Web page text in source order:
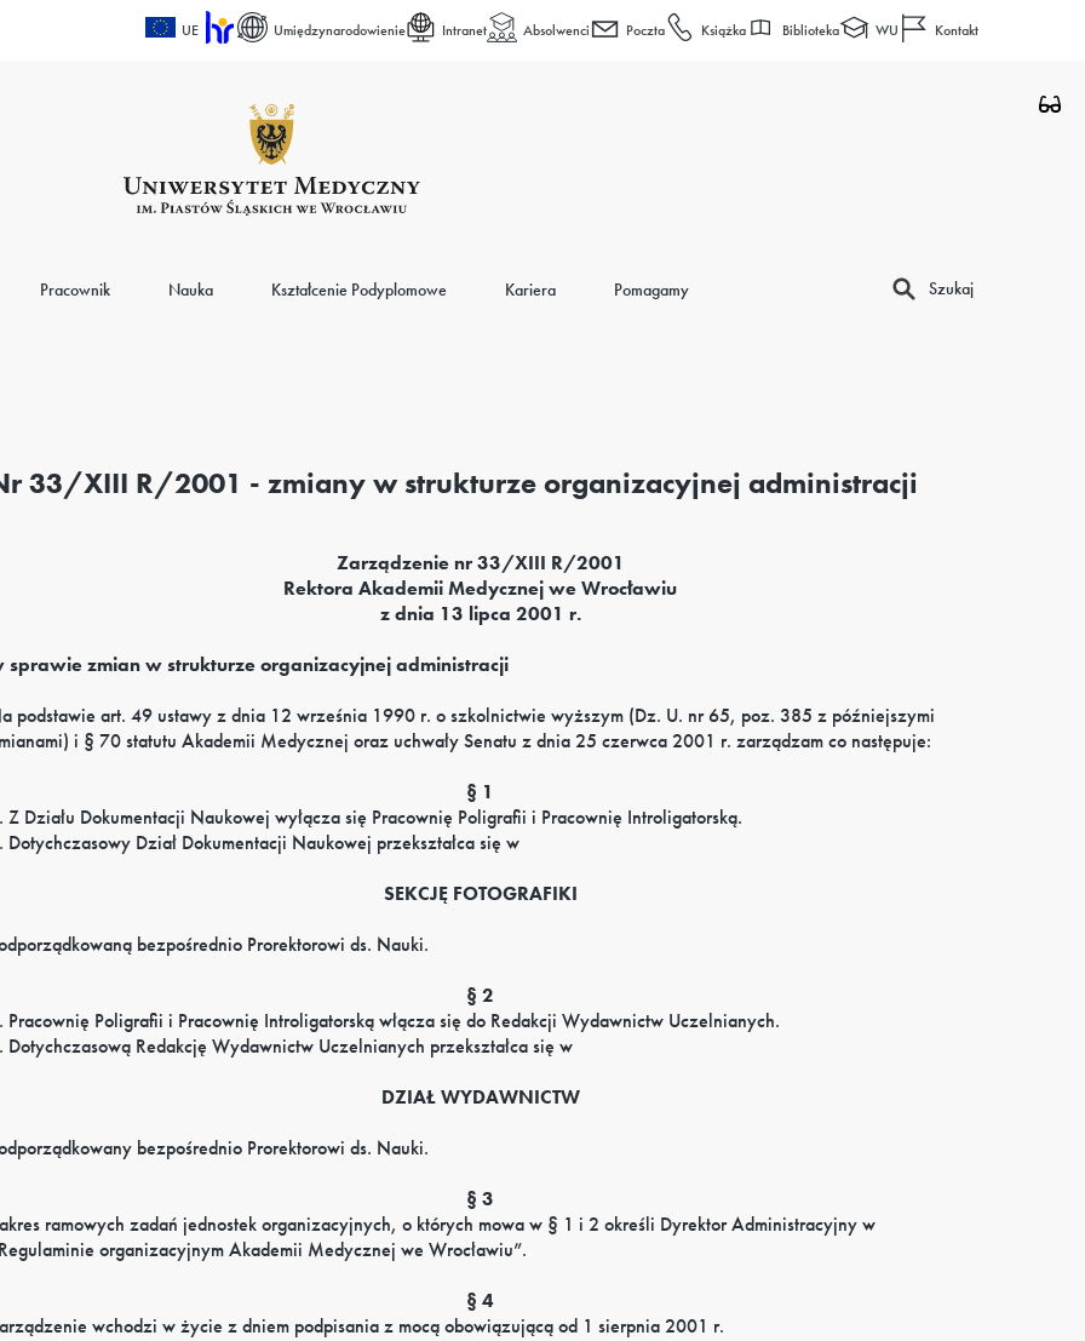
UE Umiędzynarodowienie Intranet Absolwenci Poczta Książka Biblioteka WU Kontakt
Pracownik Nauka Kształcenie Podyplomowe Kariera Pomagamy Szukaj
33/XIII R/2001 - zmiany w strukturze organizacyjnej administracji
Zarządzenie nr 33/XIII R/2001
Rektora Akademii Medycznej we Wrocławiu
z dnia 13 lipca 2001 r.
sprawie zmian w strukturze organizacyjnej administracji
podstawie art. 49 ustawy z dnia 12 września 1990 r. o szkolnictwie wyższym (Dz. U. nr 65, poz. 385 z późniejszymi
i § 70 statutu Akademii Medycznej oraz uchwały Senatu z dnia 25 czerwca 2001 r. zarządzam co następuje:
§ 1
Z Działu Dokumentacji Naukowej wyłącza się Pracownię Poligrafii i Pracownię Introligatorską.
Dotychczasowy Dział Dokumentacji Naukowej przekształca się w
SEKCJĘ FOTOGRAFIKI
bezpośrednio Prorektorowi ds. Nauki.
§ 2
Pracownię Poligrafii i Pracownię Introligatorską włącza się do Redakcji Wydawnictw Uczelnianych.
Dotychczasową Redakcję Wydawnictw Uczelnianych przekształca się w
DZIAŁ WYDAWNICTW
bezpośrednio Prorektorowi ds. Nauki.
§ 3
ramowych zadań jednostek organizacyjnych, o których mowa w § 1 i 2 określi Dyrektor Administracyjny w
organizacyjnym Akademii Medycznej we Wrocławiu”.
§ 4
wchodzi w życie z dniem podpisania z mocą obowiązującą od 1 sierpnia 2001 r.